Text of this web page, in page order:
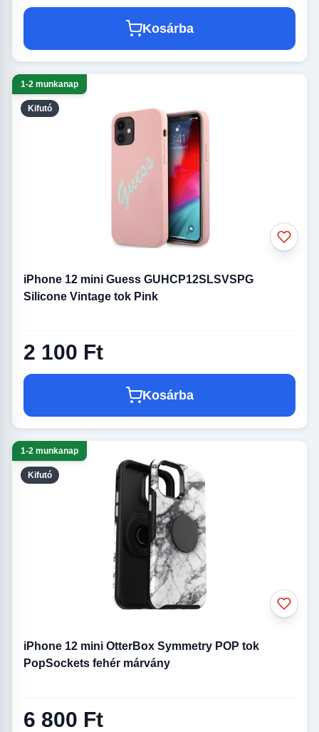
Kosárba
Kifutó
1-2 munkanap
iPhone 12 mini Guess GUHCP12SLSVSPG
Silicone Vintage tok Pink
2 100 Ft
Kosárba
Kifutó
1-2 munkanap
iPhone 12 mini OtterBox Symmetry POP tok
PopSockets fehér márvány
6 800 Ft